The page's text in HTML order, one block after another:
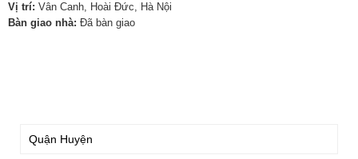
Vị trí: Vân Canh, Hoài Đức, Hà Nội
Bàn giao nhà: Đã bàn giao